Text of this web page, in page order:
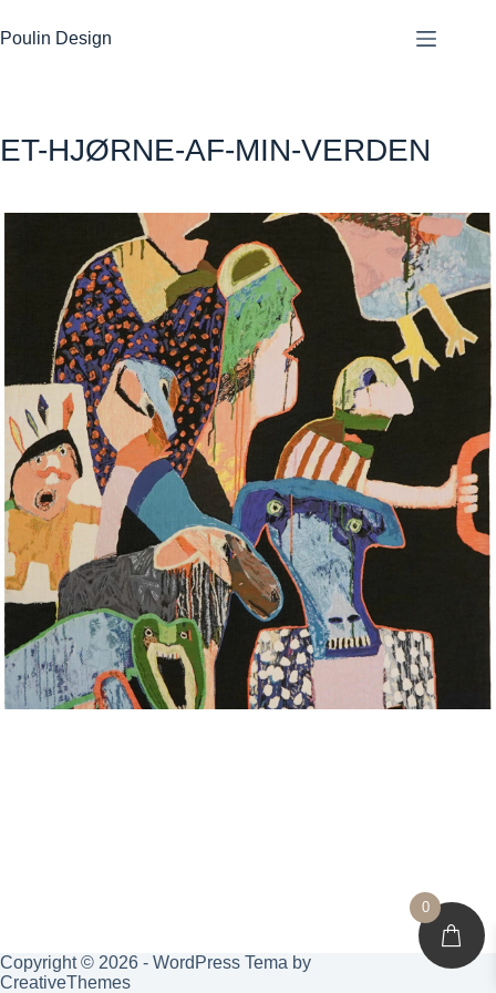
til
indhold
Poulin Design
ET-HJØRNE-AF-MIN-VERDEN
Copyright © 2026 - WordPress Tema by
CreativeThemes
0